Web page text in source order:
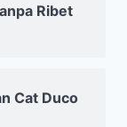
Ribet
Cat Duco